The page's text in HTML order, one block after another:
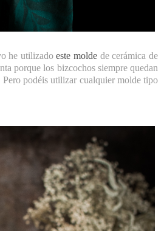
he utilizadoeste molde de cerámica de
porque los bizcochos siempre quedan
Pero podéis utilizar cualquier molde tipo